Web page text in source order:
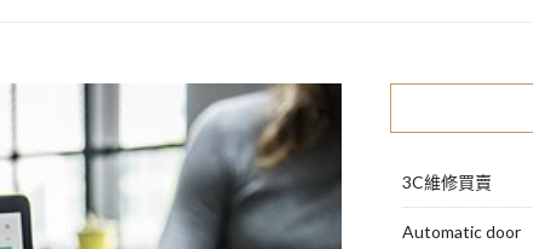
3C維修買賣
Automatic door